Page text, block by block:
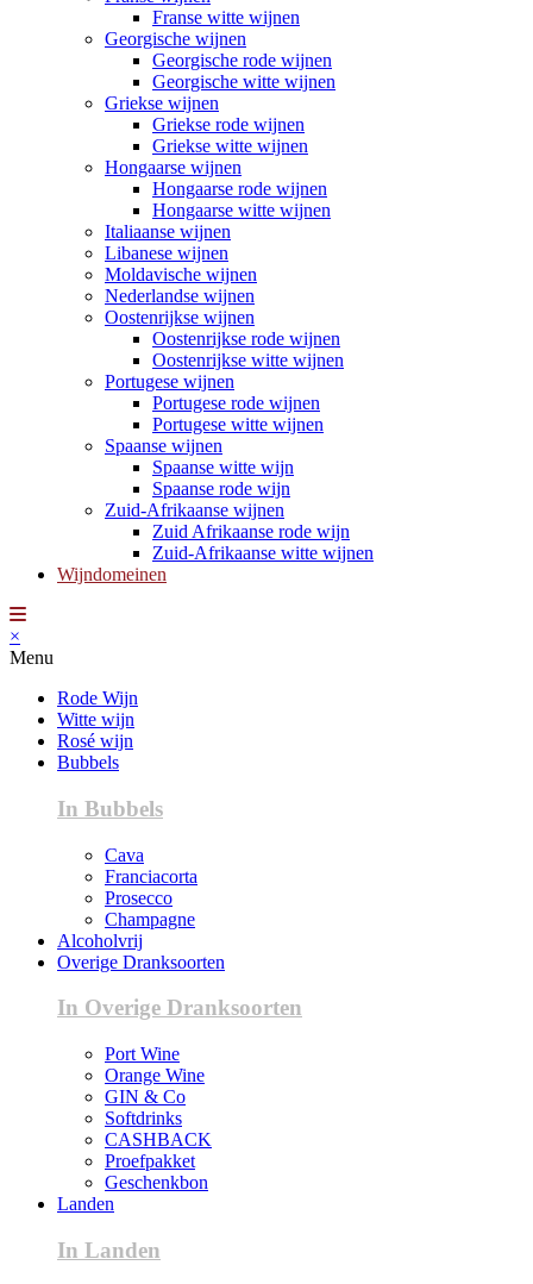
Franse witte wijnen
Georgische wijnen
Georgische rode wijnen
Georgische witte wijnen
Griekse wijnen
Griekse rode wijnen
Griekse witte wijnen
Hongaarse wijnen
Hongaarse rode wijnen
Hongaarse witte wijnen
Italiaanse wijnen
Libanese wijnen
Moldavische wijnen
Nederlandse wijnen
Oostenrijkse wijnen
Oostenrijkse rode wijnen
Oostenrijkse witte wijnen
Portugese wijnen
Portugese rode wijnen
Portugese witte wijnen
Spaanse wijnen
Spaanse witte wijn
Spaanse rode wijn
Zuid-Afrikaanse wijnen
Zuid Afrikaanse rode wijn
Zuid-Afrikaanse witte wijnen
Wijndomeinen
×
Menu
Rode Wijn
Witte wijn
Rosé wijn
Bubbels
In Bubbels
Cava
Franciacorta
Prosecco
Champagne
Alcoholvrij
Overige Dranksoorten
In Overige Dranksoorten
Port Wine
Orange Wine
GIN & Co
Softdrinks
CASHBACK
Proefpakket
Geschenkbon
Landen
In Landen